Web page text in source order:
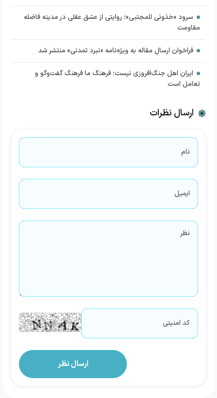
سرود «خذونی للمجتبی»؛ روایتی از عشق عقلی در مدینه فاضله
مقاومت
فراخوان ارسال مقاله به ویژه‌نامه «نبرد تمدنی» منتشر شد
ایران اهل جنگ‌افروزی نیست؛ فرهنگ ما فرهنگ گفت‌وگو و
تعامل است
ارسال نظرات